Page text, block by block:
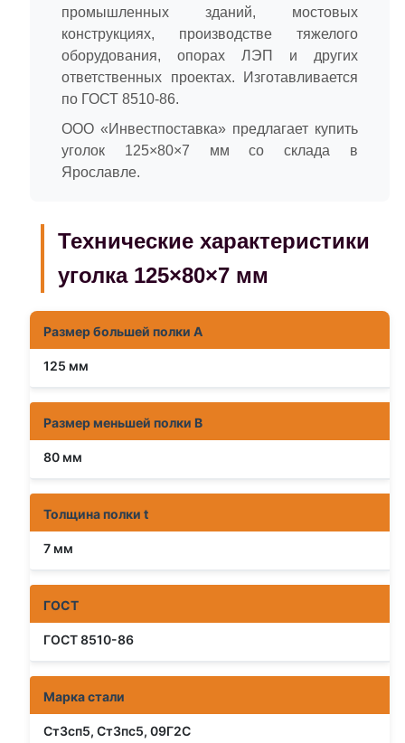
промышленных зданий, мостовых
конструкциях, производстве тяжелого
оборудования, опорах ЛЭП и других
ответственных проектах. Изготавливается
по ГОСТ 8510-86.
ООО «Инвестпоставка» предлагает купить
уголок 125×80×7 мм со склада в
Ярославле.
Технические характеристики
уголка 125×80×7 мм
Размер большей полки A
125 мм
Размер меньшей полки B
80 мм
Толщина полки t
7 мм
ГОСТ
ГОСТ 8510-86
Марка стали
Ст3сп5, Ст3пс5, 09Г2С